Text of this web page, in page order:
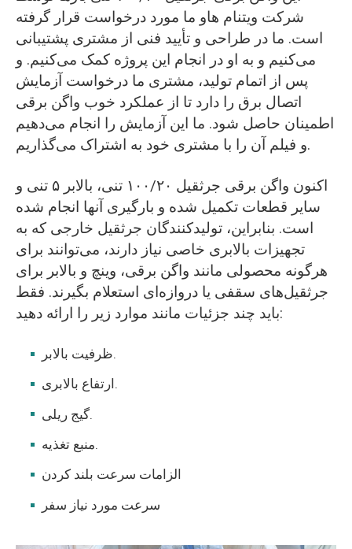
شرکت ویتنام هاو ما مورد درخواست قرار گرفته
است. ما در طراحی و تأیید فنی از مشتری پشتیبانی
می‌کنیم و به او در انجام این پروژه کمک می‌کنیم. و
پس از اتمام تولید، مشتری ما درخواست آزمایش
اتصال برق را دارد تا از عملکرد خوب واگن برقی
اطمینان حاصل شود. ما این آزمایش را انجام می‌دهیم
و فیلم آن را با مشتری خود به اشتراک می‌گذاریم.
اکنون واگن برقی جرثقیل ۱۰۰/۲۰ تنی، بالابر ۵ تنی و
سایر قطعات تکمیل شده و بارگیری آنها انجام شده
است. بنابراین، تولیدکنندگان جرثقیل خارجی که به
تجهیزات بالابری خاصی نیاز دارند، می‌توانند برای
هرگونه محصولی مانند واگن برقی، وینچ و بالابر برای
جرثقیل‌های سقفی یا دروازه‌ای استعلام بگیرند. فقط
باید چند جزئیات مانند موارد زیر را ارائه دهید:
ظرفیت بالابر.
ارتفاع بالابری.
گیج ریلی.
منبع تغذیه.
الزامات سرعت بلند کردن
سرعت مورد نیاز سفر